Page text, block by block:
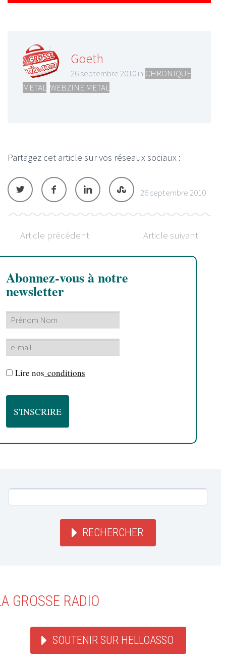
Goeth
26 septembre 2010 in CHRONIQUE
METAL WEBZINE METAL
Partagez cet article sur vos réseaux sociaux :
26 septembre 2010
Article précédent Article suivant
Abonnez-vous à notre
newsletter
Lire nos conditions
RECHERCHER
GROSSE RADIO
SOUTENIR SUR HELLOASSO